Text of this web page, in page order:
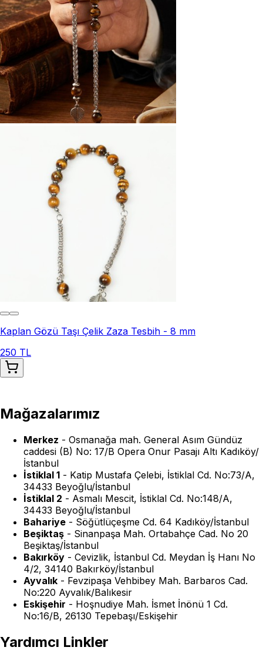
Kaplan Gözü Taşı Çelik Zaza Tesbih - 8 mm
250 TL
Mağazalarımız
Merkez - Osmanağa mah. General Asım Gündüz
caddesi (B) No: 17/B Opera Onur Pasajı Altı Kadıköy/
İstanbul
İstiklal 1 - Katip Mustafa Çelebi, İstiklal Cd. No:73/A,
34433 Beyoğlu/İstanbul
İstiklal 2 - Asmalı Mescit, İstiklal Cd. No:148/A,
34433 Beyoğlu/İstanbul
Bahariye - Söğütlüçeşme Cd. 64 Kadıköy/İstanbul
Beşiktaş - Sinanpaşa Mah. Ortabahçe Cad. No 20
Beşiktaş/İstanbul
Bakırköy - Cevizlik, İstanbul Cd. Meydan İş Hanı No
4/2, 34140 Bakırköy/İstanbul
Ayvalık - Fevzipaşa Vehbibey Mah. Barbaros Cad.
No:220 Ayvalık/Balıkesir
Eskişehir - Hoşnudiye Mah. İsmet İnönü 1 Cd.
No:16/B, 26130 Tepebaşı/Eskişehir
Yardımcı Linkler